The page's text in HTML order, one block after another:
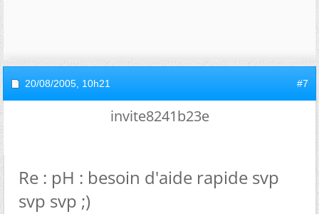
20/08/2005, 10h21 #7
invite8241b23e
Re : pH : besoin d'aide rapide svp
svp svp ;)